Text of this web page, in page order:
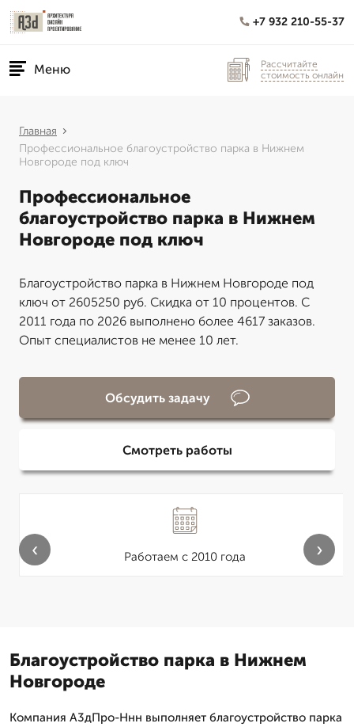
+7 932 210-55-37
Меню
Рассчитайте
стоимость онлайн
Главная
Профессиональное благоустройство парка в Нижнем
Новгороде под ключ
Профессиональное
благоустройство парка в Нижнем
Новгороде под ключ
Благоустройство парка в Нижнем Новгороде под
ключ от 2605250 руб. Скидка от 10 процентов. С
2011 года по 2026 выполнено более 4617 заказов.
Опыт специалистов не менее 10 лет.
Обсудить задачу
Смотреть работы
Работаем с 2010 года
‹ ›
Благоустройство парка в Нижнем
Новгороде
Компания А3дПро-Ннн выполняет благоустройство парка